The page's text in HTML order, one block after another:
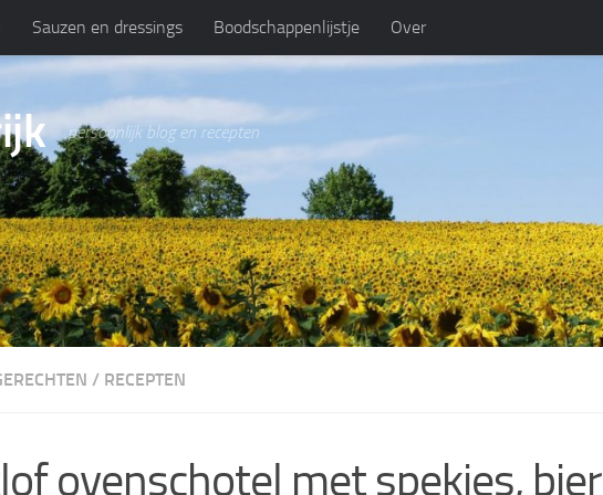
Sauzen en dressings Boodschappenlijstje Over
persoonlijk blog en recepten
/ RECEPTEN
ovenschotel met spekjes, bier